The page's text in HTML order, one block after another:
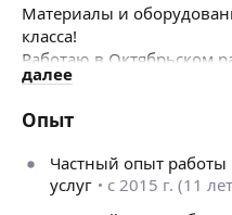
Материалы и
класса!
Работаю в Октябрьском
Гагаринская, в своей
С понедельника по
Какие процедуры я
далее
Опыт
Частный опыт работы
услуг
с 2015 г. (11